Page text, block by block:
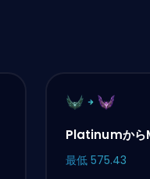
Platinumから
最低 575.43